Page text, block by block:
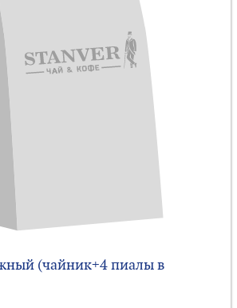
(чайник+4 пиалы в